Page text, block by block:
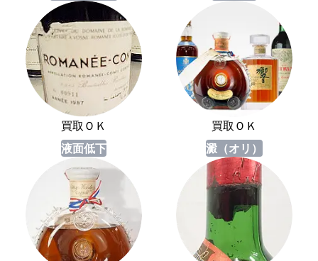
買取ＯＫ
買取ＯＫ
液面低下
澱（オリ）